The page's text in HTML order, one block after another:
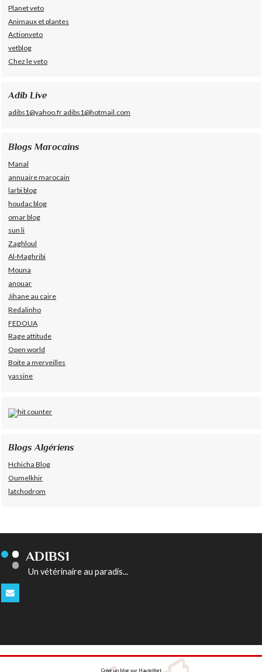
Planet veto
Animaux et plantes
Actionveto
vetblog
Chez le veto
Adib Live
adibs1@yahoo.fr adibs1@hotmail.com
Blogs Marocains
Manal
annuaire marocain
larbi blog
houdac blog
omar blog
sun li
Zaghloul
Al-Maghribi
Mouna
anouar
Jihane au caire
Redalinho
FEDOUA
Rage attitude
Open world
Boite a merveilles
yassine
Blogs Algériens
Hchicha Blog
Oumelkhir
latchodrom
ADIBS1
Un vétérinaire au paradis...
Créer un blogsur Hautetfort